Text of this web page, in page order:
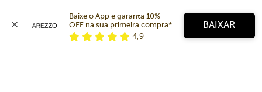
Baixe o App e garanta 10%
OFF na sua primeira compra*
4,9
BAIXAR